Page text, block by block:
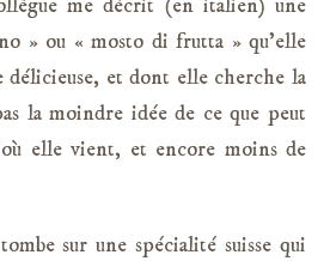
me décrit (en italien) une
» ou « mosto di frutta » qu’elle
délicieuse, et dont elle cherche la
la moindre idée de ce que peut
elle vient, et encore moins de
sur une spécialité suisse qui